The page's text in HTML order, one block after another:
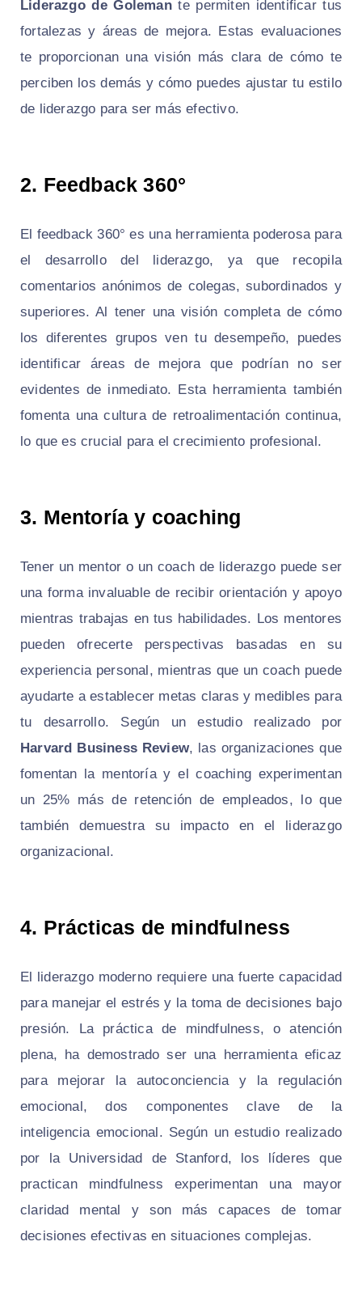
Liderazgo de Golemante permiten identificar tus
fortalezas y áreas de mejora. Estas evaluaciones
te proporcionan una visión más clara de cómo te
perciben los demás y cómo puedes ajustar tu estilo
de liderazgo para ser más efectivo.
2. Feedback 360°
El feedback 360° es una herramienta poderosa para
el desarrollo del liderazgo, ya que recopila
comentarios anónimos de colegas, subordinados y
superiores. Al tener una visión completa de cómo
los diferentes grupos ven tu desempeño, puedes
identificar áreas de mejora que podrían no ser
evidentes de inmediato. Esta herramienta también
fomenta una cultura de retroalimentación continua,
lo que es crucial para el crecimiento profesional.
3. Mentoría y coaching
Tener un mentor o un coach de liderazgo puede ser
una forma invaluable de recibir orientación y apoyo
mientras trabajas en tus habilidades. Los mentores
pueden ofrecerte perspectivas basadas en su
experiencia personal, mientras que un coach puede
ayudarte a establecer metas claras y medibles para
tu desarrollo. Según un estudio realizado por
Harvard Business Review, las organizaciones que
fomentan la mentoría y el coaching experimentan
un 25% más de retención de empleados, lo que
también demuestra su impacto en el liderazgo
organizacional.
4. Prácticas de mindfulness
El liderazgo moderno requiere una fuerte capacidad
para manejar el estrés y la toma de decisiones bajo
presión. La práctica de mindfulness, o atención
plena, ha demostrado ser una herramienta eficaz
para mejorar la autoconciencia y la regulación
emocional, dos componentes clave de la
inteligencia emocional. Según un estudio realizado
por la Universidad de Stanford, los líderes que
practican mindfulness experimentan una mayor
claridad mental y son más capaces de tomar
decisiones efectivas en situaciones complejas.